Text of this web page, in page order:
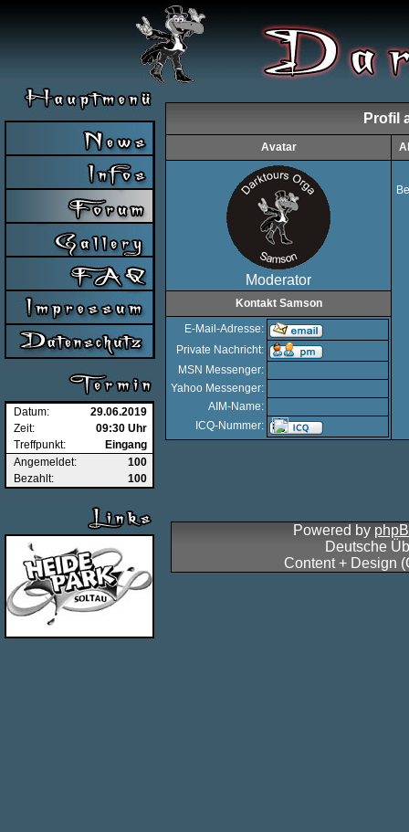
Datum:
29.06.2019
Zeit:
09:30 Uhr
Treffpunkt:
Eingang
Angemeldet:
100
Bezahlt:
100
Profil
Avatar
Moderator
Kontakt Samson
E-Mail-Adresse:
Private Nachricht:
MSN Messenger:
Yahoo Messenger:
AIM-Name:
ICQ-Nummer:
Powered by
Deutsche
Content + Design